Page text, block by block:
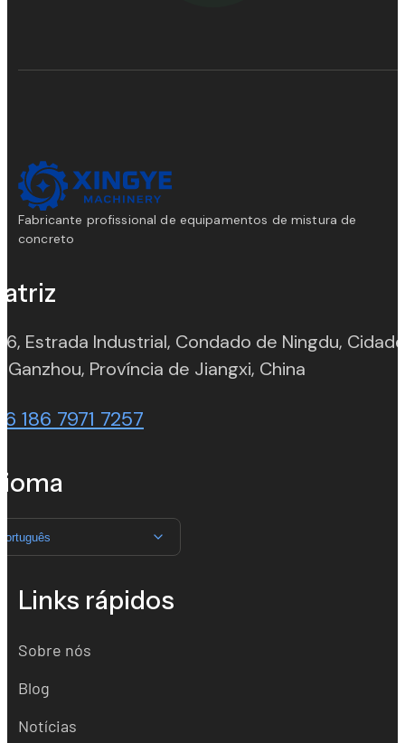
Fabricante profissional de equipamentos de mistura de
concreto
6, Estrada Industrial, Condado de Ningdu, Cidade
Ganzhou, Província de Jiangxi, China
186 7971 7257
Links rápidos
Sobre nós
Blog
Notícias